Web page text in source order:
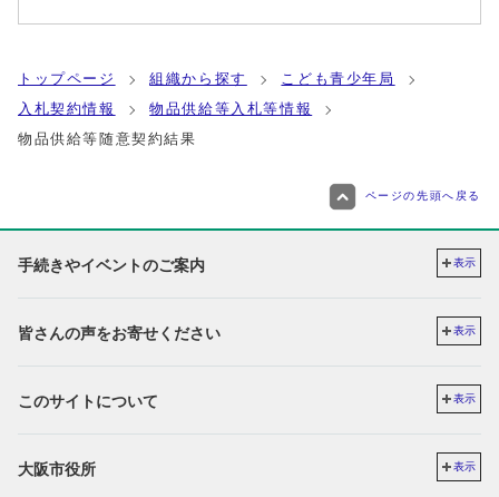
トップページ 組織から探す
こども青少年局
入札契約情報
物品供給等入札等情報
物品供給等随意契約結果
ページの先頭へ戻る
手続きやイベントのご案内 表示
皆さんの声をお寄せください 表示
このサイトについて 表示
大阪市役所 表示